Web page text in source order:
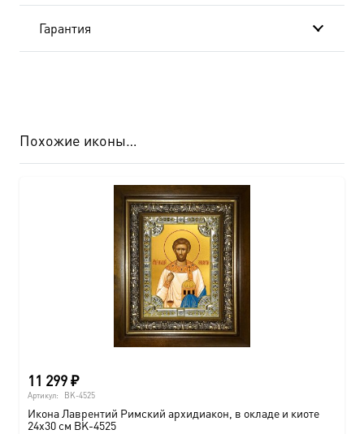
Гарантия
Похожие иконы…
11 299₽
Артикул: BK-4525
Икона Лаврентий Римский архидиакон, в окладе и киоте
24х30 см BK-4525